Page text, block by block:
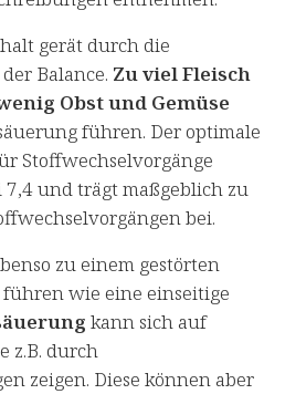
gerät durch die
Balance. Zu viel Fleisch
Obst und Gemüse
führen. Der optimale
Stoffwechselvorgänge
und trägt maßgeblich zu
bei.
zu einem gestörten
führen wie eine einseitige
kann sich auf
z.B. durch
zeigen. Diese können aber